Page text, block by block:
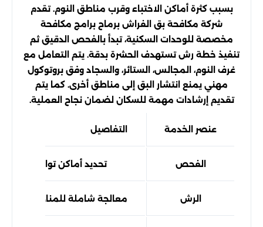
بسبب كثرة أماكن الاختباء وقرب مناطق النوم. تقدم
شركة مكافحة بق الفراش برماح برامج مكافحة
مخصصة للوحدات السكنية، تبدأ بالفحص الدقيق ثم
تنفيذ خطة رش تستهدف الحشرة بدقة. يتم التعامل مع
غرف النوم، المجالس، الستائر، والسجاد وفق بروتوكول
مهني يمنع انتشار البق إلى مناطق أخرى. كما يتم
تقديم إرشادات مهمة للسكان لضمان نجاح العملية.
عنصر الخدمة التفاصيل
الفحص تحديد أماكن تواجد البق
الرش معالجة شاملة للمناطق